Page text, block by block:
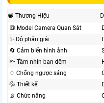
📽 Thương Hiệu
🔳 Model Camera Quan Sát
✨ Độ phân giải
🔄 Cảm biến hình ảnh
🔦 Tầm nhìn ban đêm
♢ Chống ngược sáng
💦 Thiết kế
📡 Chức năng